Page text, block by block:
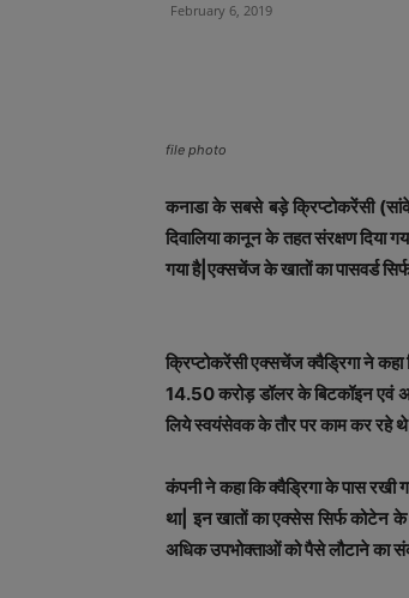
February 6, 2019
file photo
कनाडा के सबसे बड़े क्रिप्टोकरेंसी
दिवालिया कानून के तहत संरक्षण दिया
गया है|एक्सचेंज के खातों का पासवर्ड
क्रिप्टोकरेंसी एक्सचेंज क्वैड्रिगा ने कहा
14.50 करोड़ डॉलर के बिटकॉइन एवं
लिये स्वयंसेवक के तौर पर काम कर रहे थे|
कंपनी ने कहा कि क्वैड्रिगा के पास
था| इन खातों का एक्सेस सिर्फ कोटेन
अधिक उपभोक्ताओं को पैसे लौटाने का